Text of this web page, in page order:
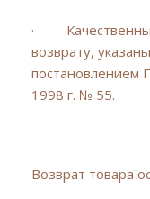
·
возврату,
постановлением
1998 г. № 55.
Возврат товара